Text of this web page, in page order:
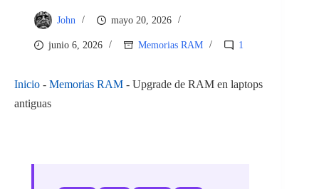
John mayo 20, 2026
junio 6, 2026 Memorias RAM 1
Inicio - Memorias RAM - Upgrade de RAM en laptops
antiguas